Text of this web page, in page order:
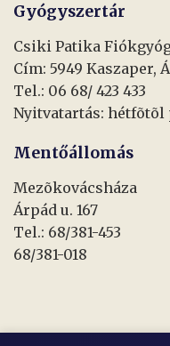
Gyógyszertár
Csiki Patika
Cím: 5949 Kaszaper,
Tel.: 06 68/ 423 433
Nyitvatartás: hétfõtõl
Mentőállomás
Mezõkovácsháza
Árpád u. 167
Tel.: 68/381-453
68/381-018